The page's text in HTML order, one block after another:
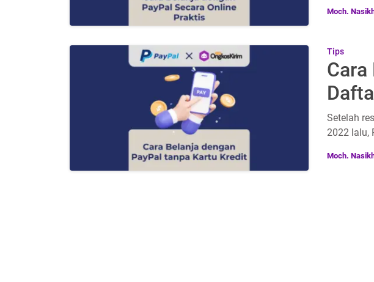
Moch.
Tips
Setelah
2022 lalu,
Moch.